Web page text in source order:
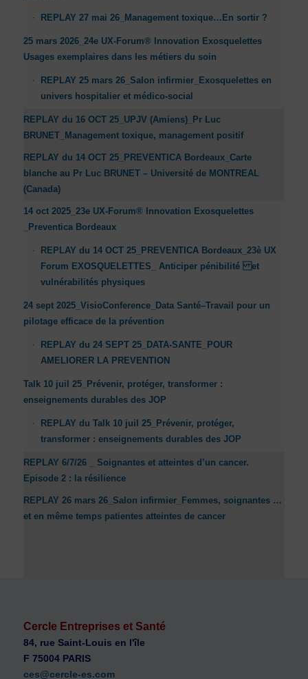
REPLAY 27 mai 26_Management toxique…En sortir ?
25 mars 2026_24e UX-Forum® Innovation Exosquelettes
Usages exemplaires dans les métiers du soin
REPLAY 25 mars 26_Salon infirmier_Exosquelettes en
univers hospitalier et médico-social
REPLAY du 16 OCT 25_UPJV (Amiens)_Pr Luc
BRUNET_Management toxique, management positif
REPLAY du 14 OCT 25_PREVENTICA Bordeaux_Carte
blanche au Pr Luc BRUNET – Université de MONTREAL
(Canada)
14 oct 2025_23e UX-Forum® Innovation Exosquelettes
_Preventica Bordeaux
REPLAY du 14 OCT 25_PREVENTICA Bordeaux_23è UX
Forum EXOSQUELETTES_ Anticiper pénibilité et
vulnérabilités physiques
24 sept 2025_VisioConference_Data Santé–Travail pour un
pilotage efficace de la prévention
REPLAY du 24 SEPT 25_DATA-SANTE_POUR
AMELIORER LA PREVENTION
Talk 10 juil 25_Prévenir, protéger, transformer :
enseignements durables des JOP
REPLAY du Talk 10 juil 25_Prévenir, protéger,
transformer : enseignements durables des JOP
REPLAY 6/7/26 _ Soignantes et atteintes d’un cancer.
Episode 2 : la résilience
REPLAY 26 mars 26_Salon infirmier_Femmes, soignantes …
et en même temps patientes atteintes de cancer
Cercle Entreprises et Santé
84, rue Saint-Louis en l'île
F 75004 PARIS
ces@cercle-es.com